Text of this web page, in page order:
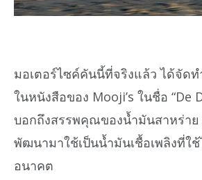
มอเตอร์ไซค์คันนี้ที่จริงแล้ว ได้จัดท
ในหนังสือของ Mooji’s ในชื่อ “De
บอกถึงสรรพคุณของน้ำมันสาหร่าย
พัฒนามาใช้เป็นน้ำมันเชื้อเพลิงที่ใ
อนาคต